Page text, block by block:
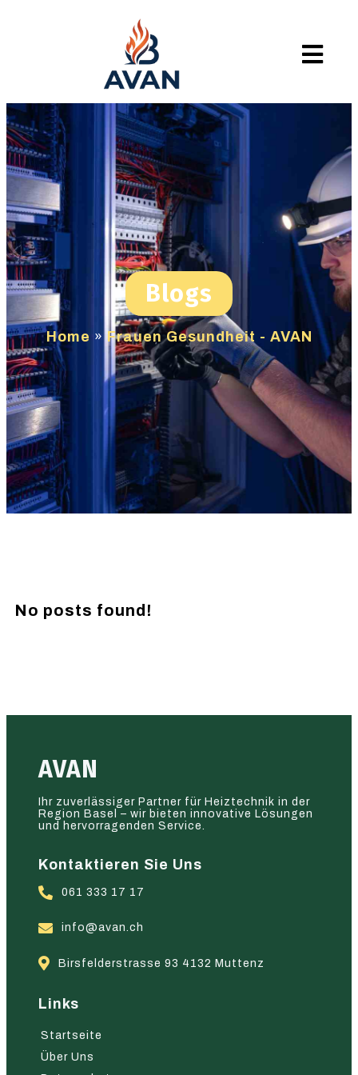
Blogs
Home » Frauen Gesundheit - AVAN
No posts found!
AVAN
Ihr zuverlässiger Partner für Heiztechnik in der
Region Basel – wir bieten innovative Lösungen
und hervorragenden Service.
Kontaktieren Sie Uns
061 333 17 17
info@avan.ch
Birsfelderstrasse 93 4132 Muttenz
Links
Startseite
Über Uns